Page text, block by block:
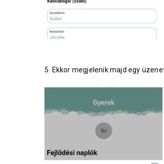
5. Ekkor megjelenik majd egy